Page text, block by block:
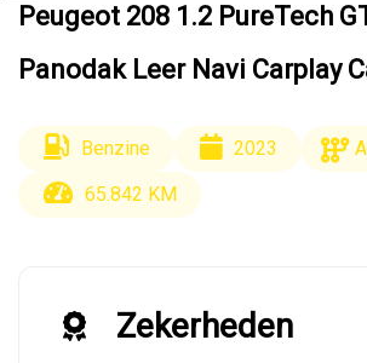
Peugeot 208 1.2 PureTech
Panodak Leer Navi Carplay
Benzine 2023
65.842 KM
Zekerheden